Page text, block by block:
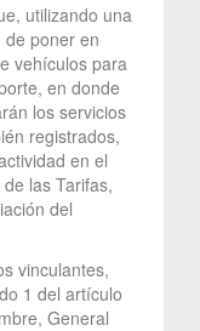
utilizando una
poner en
vehículos para
en donde
los servicios
registrados,
en el
las Tarifas,
del
vinculantes,
1 del artículo
General